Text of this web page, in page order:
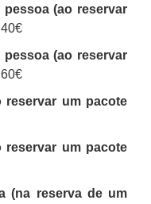
(ao reservar
(ao reservar
reservar um pacote
reservar um pacote
(na reserva de um